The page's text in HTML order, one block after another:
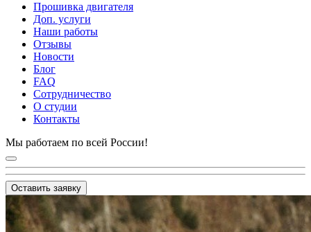
Прошивка двигателя
Доп. услуги
Наши работы
Отзывы
Новости
Блог
FAQ
Сотрудничество
О студии
Контакты
Мы работаем по всей России!
Оставить заявку